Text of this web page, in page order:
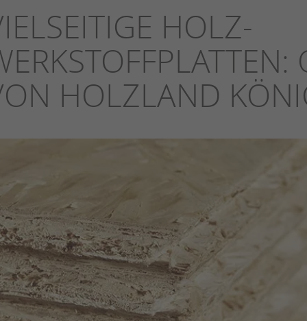
HOLZ-
HOLZLAND